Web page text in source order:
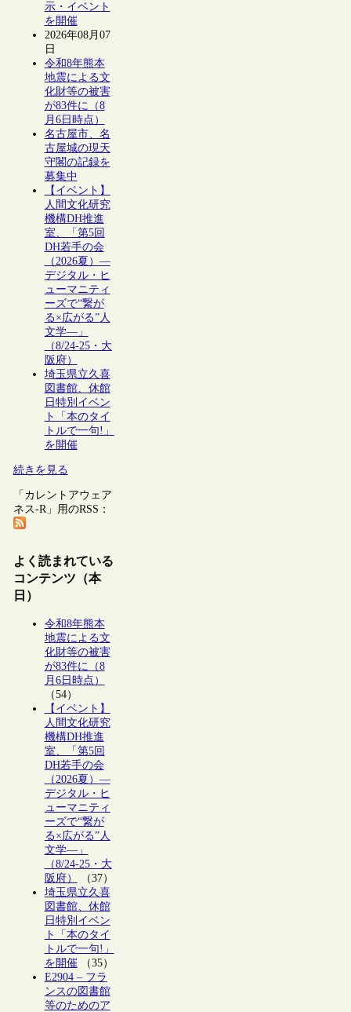
示・イベント
を開催
2026年08月07
日
令和8年熊本
地震による文
化財等の被害
が83件に（8
月6日時点）
名古屋市、名
古屋城の現天
守閣の記録を
募集中
【イベント】
人間文化研究
機構DH推進
室、「第5回
DH若手の会
（2026夏）―
デジタル・ヒ
ューマニティ
ーズで“繋が
る×広がる”人
文学―」
（8/24-25・大
阪府）
埼玉県立久喜
図書館、休館
日特別イベン
ト「本のタイ
トルで一句!」
を開催
続きを見る
「カレントアウェア
ネス-R」用のRSS：
よく読まれている
コンテンツ（本
日）
令和8年熊本
地震による文
化財等の被害
が83件に（8
月6日時点）
（54）
【イベント】
人間文化研究
機構DH推進
室、「第5回
DH若手の会
（2026夏）―
デジタル・ヒ
ューマニティ
ーズで“繋が
る×広がる”人
文学―」
（8/24-25・大
阪府）
（37）
埼玉県立久喜
図書館、休館
日特別イベン
ト「本のタイ
トルで一句!」
を開催（35）
E2904 – フラ
ンスの図書館
等のためのア